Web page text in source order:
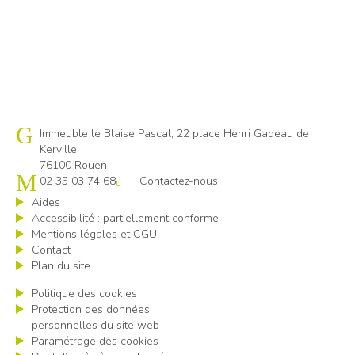
Cap emploi 76 Rouen Dieppe
Immeuble le Blaise Pascal, 22 place Henri Gadeau de
Kerville
76100 Rouen
02 35 03 74 68
Contactez-nous
Aides
Accessibilité : partiellement conforme
Mentions légales et CGU
Contact
Plan du site
Politique des cookies
Protection des données
personnelles du site web
Paramétrage des cookies